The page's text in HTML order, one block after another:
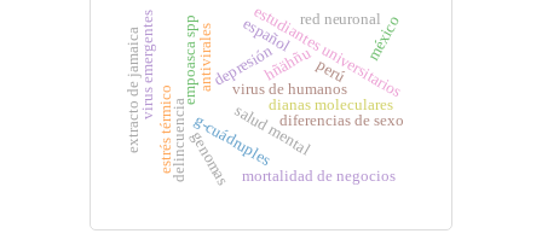
depresiónestudiantes universitarios
diferencias de sexo
salud mental
g-cuádruples
virus de humanos
genomas
antivirales
dianas moleculares
delincuencia mortalidad de negocios
perú
hñähñu
español red neuronalméxico
estrés térmico
virus emergentes empoasca spp
extracto de jamaica